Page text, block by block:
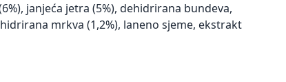
janjeća jetra (5%), dehidrirana bundeva,
mrkva (1,2%), laneno sjeme, ekstrakt